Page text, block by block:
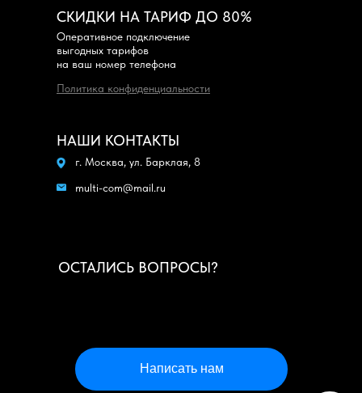
СКИДКИ НА ТАРИФ ДО 80%
Оперативное подключение
выгодных тарифов
на ваш номер телефона
Политика конфиденциальности
НАШИ КОНТАКТЫ
г. Москва, ул. Барклая, 8
multi-com@mail.ru
ОСТАЛИСЬ ВОПРОСЫ?
Написать нам